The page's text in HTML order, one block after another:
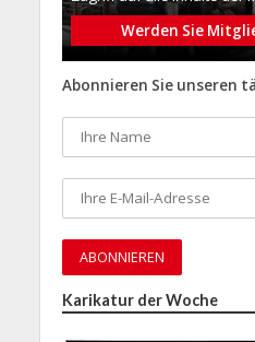
Werden Sie
Abonnieren Sie unseren
Karikatur der Woche